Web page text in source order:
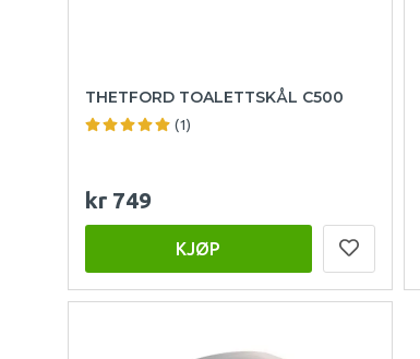
THETFORD TOALETTSKÅL C500
(1)
kr 749
KJØP